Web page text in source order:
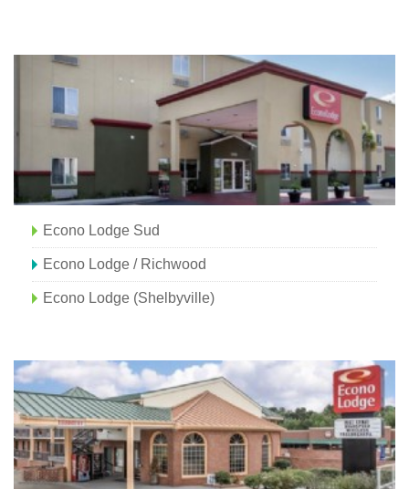
Econo Lodge Sud
Econo Lodge / Richwood
Econo Lodge (Shelbyville)